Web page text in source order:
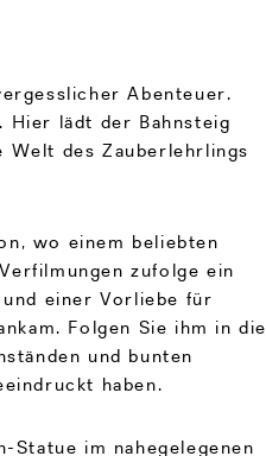
Abenteuer.
Hier lädt der Bahnsteig
des Zauberlehrlings
wo einem beliebten
zufolge ein
einer Vorliebe für
Folgen Sie ihm in die
und bunten
haben.
Statue im nahegelegenen